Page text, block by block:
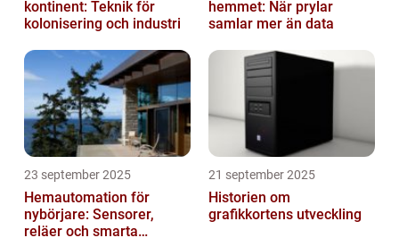
kontinent: Teknik för
kolonisering och industri
hemmet: När prylar
samlar mer än data
23 september 2025
Hemautomation för
nybörjare: Sensorer,
reläer och smarta
21 september 2025
Historien om
grafikkortens utveckling